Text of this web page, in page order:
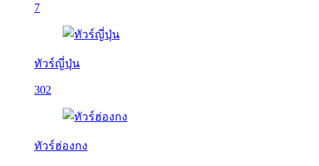
7
ทัวร์ญี่ปุ่น
302
ทัวร์ฮ่องกง